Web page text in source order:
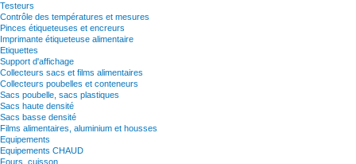
Testeurs
Contrôle des températures et mesures
Pinces étiqueteuses et encreurs
Imprimante étiqueteuse alimentaire
Etiquettes
Support d'affichage
Collecteurs sacs et films alimentaires
Collecteurs poubelles et conteneurs
Sacs poubelle, sacs plastiques
Sacs haute densité
Sacs basse densité
Films alimentaires, aluminium et housses
Equipements
Equipements CHAUD
Fours, cuisson